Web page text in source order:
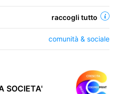
raccogli tutto
comunità & sociale
SOCIETA'